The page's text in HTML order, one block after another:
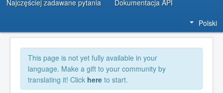
Najczęściej zadawane pytania Dokumentacja API
Polski
This page is not yet fully available in your
language. Make a gift to your community by
translating it! Click here to start.